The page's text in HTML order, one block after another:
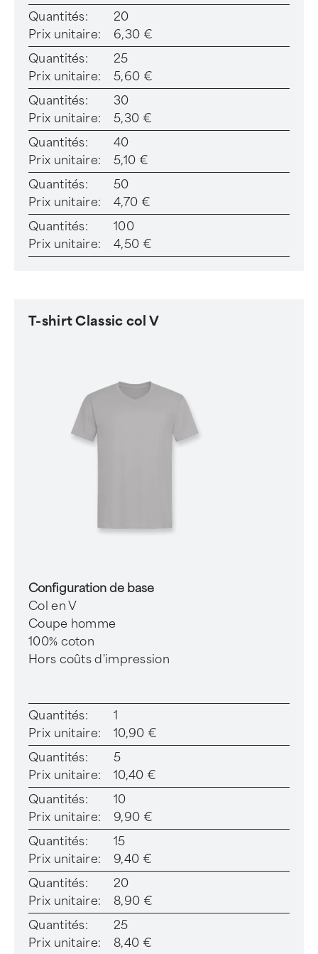
Quantités:
20
Prix unitaire:
6,30 €
Quantités:
25
Prix unitaire:
5,60 €
Quantités:
30
Prix unitaire:
5,30 €
Quantités:
40
Prix unitaire:
5,10 €
Quantités:
50
Prix unitaire:
4,70 €
Quantités:
100
Prix unitaire:
4,50 €
T-shirt Classic col V
Configuration de base
Col en V
Coupe homme
100% coton
Hors coûts d'impression
Quantités:
1
Prix unitaire:
10,90 €
Quantités:
5
Prix unitaire:
10,40 €
Quantités:
10
Prix unitaire:
9,90 €
Quantités:
15
Prix unitaire:
9,40 €
Quantités:
20
Prix unitaire:
8,90 €
Quantités:
25
Prix unitaire:
8,40 €